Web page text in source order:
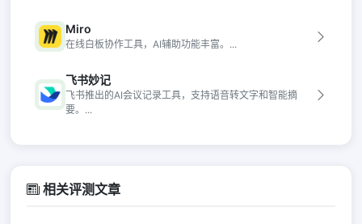
Miro
在线白板协作工具，AI辅助功能丰富。...
飞书妙记
飞书推出的AI会议记录工具，支持语音转文字和智能摘
要。...
相关评测文章